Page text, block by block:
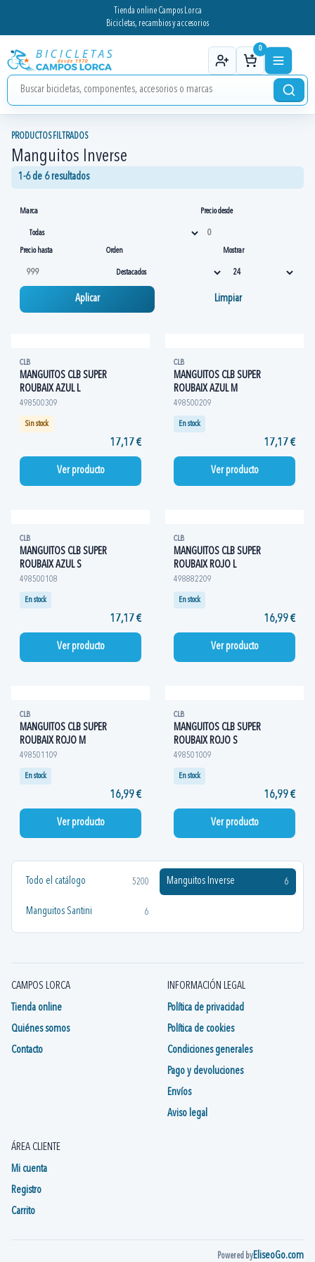
Tienda online Campos Lorca
Bicicletas, recambios y accesorios
0
Todo el catálogo 5200 Manguitos Inverse 6
Manguitos Santini 6
PRODUCTOS FILTRADOS
Manguitos Inverse
1-6 de 6 resultados
Marca Precio desde
Precio hasta Orden Mostrar
Aplicar Limpiar
CLB
MANGUITOS CLB SUPER
ROUBAIX AZUL L
498500309
Sin stock
17,17 €
Ver producto
CLB
MANGUITOS CLB SUPER
ROUBAIX AZUL M
498500209
En stock
17,17 €
Ver producto
CLB
MANGUITOS CLB SUPER
ROUBAIX AZUL S
498500108
En stock
17,17 €
Ver producto
CLB
MANGUITOS CLB SUPER
ROUBAIX ROJO L
498882209
En stock
16,99 €
Ver producto
CLB
MANGUITOS CLB SUPER
ROUBAIX ROJO M
498501109
En stock
16,99 €
Ver producto
CLB
MANGUITOS CLB SUPER
ROUBAIX ROJO S
498501009
En stock
16,99 €
Ver producto
CAMPOS LORCA
Tienda online
Quiénes somos
Contacto
INFORMACIÓN LEGAL
Política de privacidad
Política de cookies
Condiciones generales
Pago y devoluciones
Envíos
Aviso legal
ÁREA CLIENTE
Mi cuenta
Registro
Carrito
Powered byEliseoGo.com